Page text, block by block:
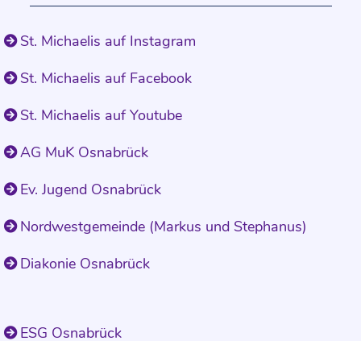
St. Michaelis auf Instagram
St. Michaelis auf Facebook
St. Michaelis auf Youtube
AG MuK Osnabrück
Ev. Jugend Osnabrück
Nordwestgemeinde (Markus und Stephanus)
Diakonie Osnabrück
ESG Osnabrück